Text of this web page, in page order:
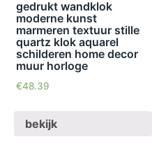
gedrukt wandklok
moderne kunst
marmeren textuur stille
quartz klok aquarel
schilderen home decor
muur horloge
€48.39
bekijk